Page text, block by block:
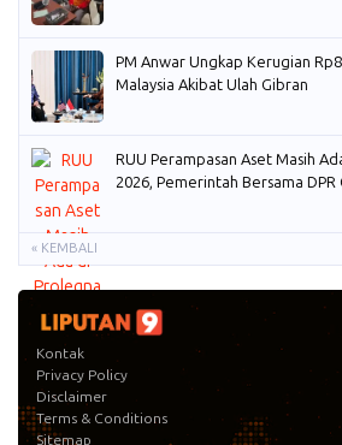
PM Anwar Ungkap Kerugian
Malaysia Akibat Ulah Gibran
RUU Perampasan Aset Masih
2026, Pemerintah Bersama
« KEMBALI
Kontak
Privacy Policy
Disclaimer
Terms & Conditions
Sitemap